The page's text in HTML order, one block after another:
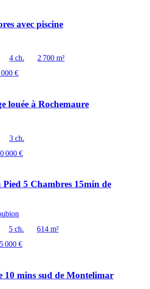
avec piscine
4 ch.
2 700 m²
000 €
louée à Rochemaure
3 ch.
000 €
5 Chambres 15min de
5 ch.
614 m²
000 €
10 mins sud de Montelimar